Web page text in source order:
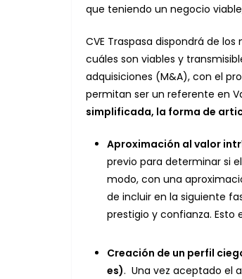
que teniendo un negocio
CVE Traspasa dispondrá de
cuáles son viables y
adquisiciones (M&A), con el
permitan ser un referente en
simplificada, la forma de
Aproximación al valor
previo para determinar si
modo, con una
de incluir en la siguiente
prestigio y confianza. Esto
Creación de un perfil
es). Una vez aceptado el